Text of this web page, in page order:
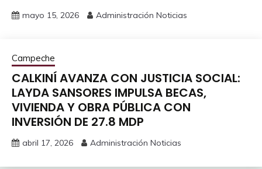
mayo 15, 2026 Administración Noticias
Campeche
CALKINÍ AVANZA CON JUSTICIA SOCIAL:
LAYDA SANSORES IMPULSA BECAS,
VIVIENDA Y OBRA PÚBLICA CON
INVERSIÓN DE 27.8 MDP
abril 17, 2026 Administración Noticias